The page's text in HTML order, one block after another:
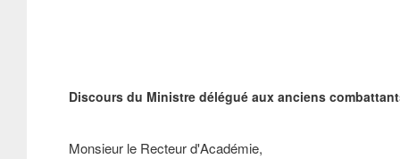
Discours du Ministre délégué aux anciens
Monsieur le Recteur d'Académie,